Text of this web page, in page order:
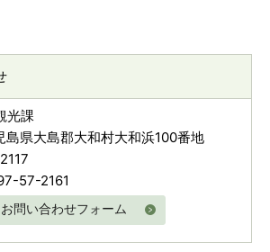
光課
県大島郡大和村大和浜100番地
57-2161
お問い合わせフォーム